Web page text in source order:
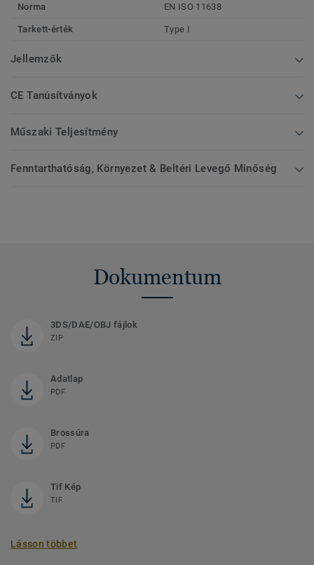
Norma
EN ISO 11638
Tarkett-érték Type I
Jellemzők
CE Tanúsítványok
Műszaki Teljesítmény
Fenntarthatóság, Környezet & Beltéri Levegő Minőség
Dokumentum
3DS/DAE/OBJ fájlok
ZIP
Adatlap
PDF
Brossúra
PDF
Tif Kép
TIF
Lásson többet